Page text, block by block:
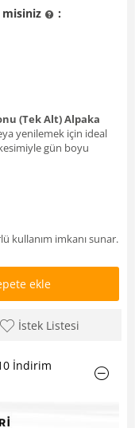
misiniz :
(Tek Alt) Alpaka
yenilemek için ideal
gün boyu
kullanım imkanı sunar.
ekle
İstek Listesi
İndirim